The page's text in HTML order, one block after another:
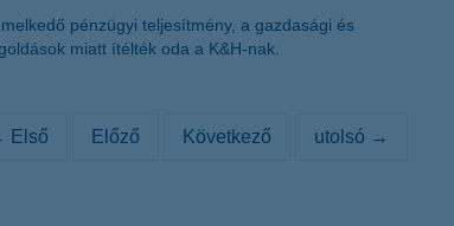
pénzügyi teljesítmény, a gazdasági és
miatt ítélték oda a K&H-nak.
Első Előző Következő utolsó →